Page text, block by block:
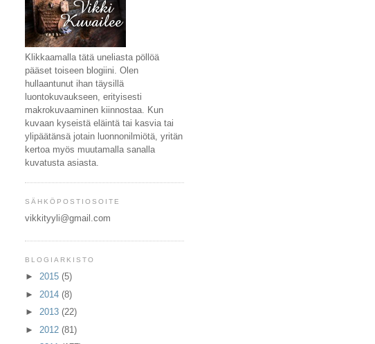
Klikkaamalla tätä uneliasta pöllöä
pääset toiseen blogiini. Olen
hullaantunut ihan täysillä
luontokuvaukseen, erityisesti
makrokuvaaminen kiinnostaa. Kun
kuvaan kyseistä eläintä tai kasvia tai
ylipäätänsä jotain luonnonilmiötä, yritän
kertoa myös muutamalla sanalla
kuvatusta asiasta.
SÄHKÖPOSTIOSOITE
vikkityyli@gmail.com
BLOGIARKISTO
► 2015 (5)
► 2014 (8)
► 2013 (22)
► 2012 (81)